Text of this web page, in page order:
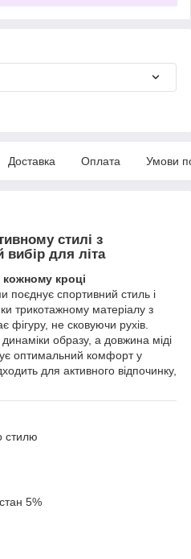
Доставка Оплата Умови
стилі з
для літа
кроці
поєднує спортивний стиль і
трикотажному матеріалу з
фігуру, не сковуючи рухів.
образу, а довжина міді
оптимальний комфорт у
для активного відпочинку,
стилю
5%